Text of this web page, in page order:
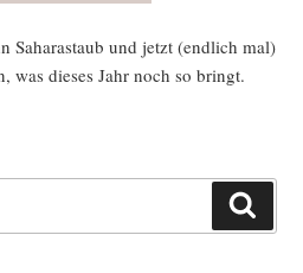
Saha­ra­staub und jetzt (end­lich mal)
was die­ses Jahr noch so bringt.